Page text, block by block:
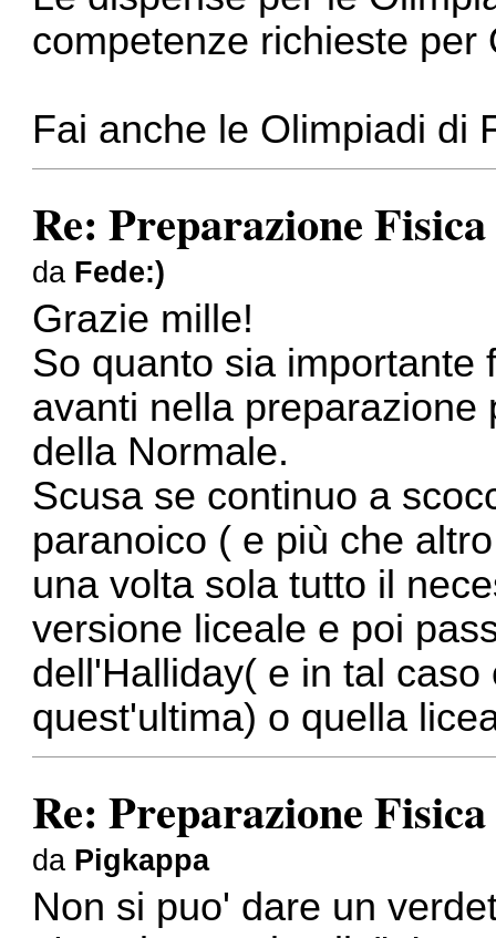
competenze richieste
Fai anche le Olimpiadi di
Re: Preparazione Fisica
da Fede:)
Grazie mille!
So quanto sia importante
avanti nella
della Normale.
Scusa se continuo a
paranoico ( e più che
una volta sola tutto il
versione liceale e poi
dell'Halliday( e in tal
quest'ultima) o quella
Re: Preparazione Fisica
da Pigkappa
Non si puo' dare un